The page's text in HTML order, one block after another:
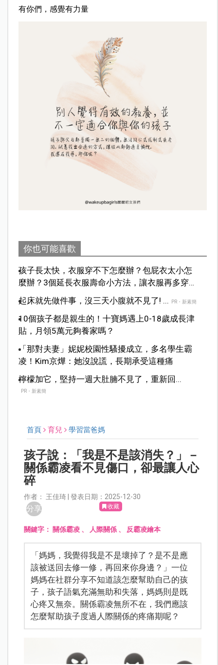
有你們，感覺有力量
你也可能喜歡
孩子長太快，衣服穿不下怎麼辦？包屁衣太小怎
麼辦？3個延長衣服壽命小方法，讓衣服再多穿一
季！
起床就先做件事，沒三天小腹就不見了! ... PR・新素簡
10個孩子都是親生的！十寶媽遇上0-18歲成長津
貼，月領5萬元夠養家嗎？
「那對夫妻」妮妮校園性騷擾成立，多名學生霸
凌！Kim京燁：她沒說謊，長期承受這種痛
檸檬加它，堅持一週大肚腩不見了，重新回...
PR・新素簡
首頁 育兒 學習當爸媽
孩子說：「我是不是該消失？」－
關係霸凌看不見傷口，卻最讓人心
碎
作者： 王佳琦 | 發表日期：2025-12-30
分享 收藏
關鍵字： 關係霸凌 、 人際關係 、 反霸凌繪本
「媽媽，我覺得我是不是壞掉了？是不是應
該被送回去修一修，再回來你身邊？」一位
媽媽在社群分享不知道該怎麼幫助自己的孩
子，孩子語氣充滿無助和失落，媽媽則是既
心疼又無奈。關係霸凌無所不在，我們應該
怎麼幫助孩子度過人際關係的疼痛期呢？